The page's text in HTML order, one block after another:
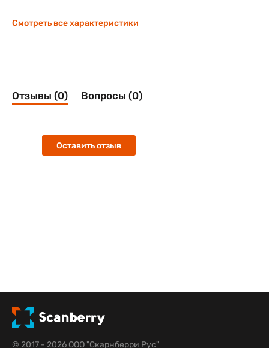
Смотреть все характеристики
Отзывы (0) Вопросы (0)
Оставить отзыв
© 2017 - 2026 ООО "Скарнберри Рус"